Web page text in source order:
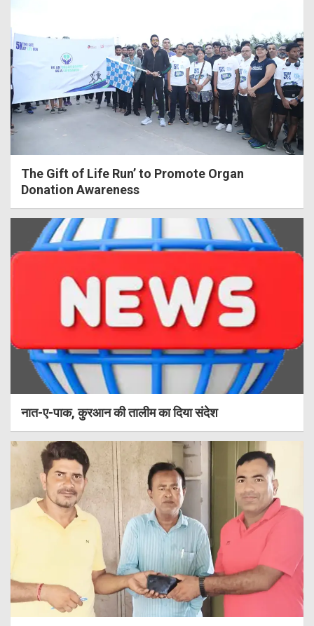
The Gift of Life Run’ to Promote Organ
Donation Awareness
नात-ए-पाक, कुरआन की तालीम का दिया संदेश